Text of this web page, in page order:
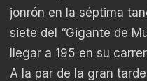
jonrón en la séptima
siete del “Gigante de
llegar a 195 en su
A la par de la gran